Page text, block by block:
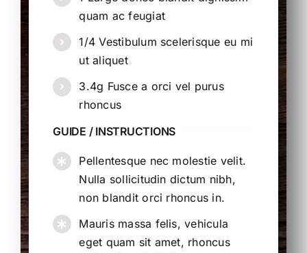
quam ac feugiat
1/4 Vestibulum scelerisque eu mi
ut aliquet
3.4g Fusce a orci vel purus
rhoncus
GUIDE / INSTRUCTIONS
Pellentesque nec molestie velit.
Nulla sollicitudin dictum nibh,
non blandit orci rhoncus in.
Mauris massa felis, vehicula
eget quam sit amet, rhoncus